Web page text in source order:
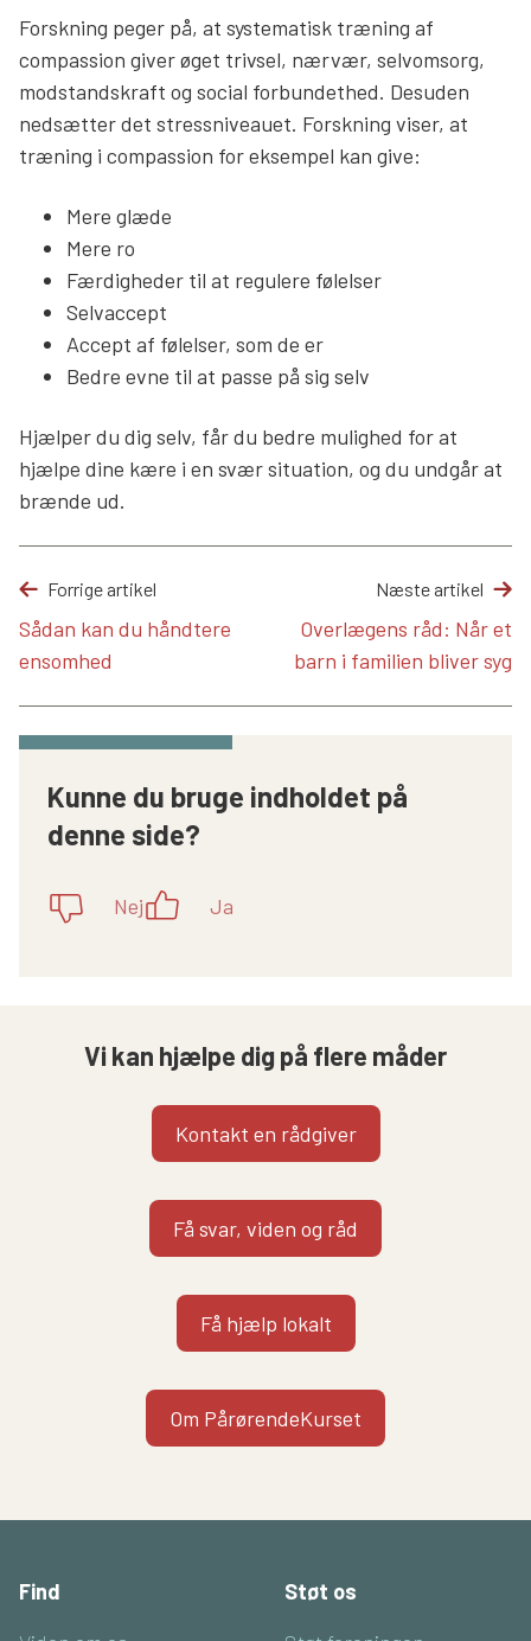
Forskning peger på, at systematisk træning af
compassion giver øget trivsel, nærvær, selvomsorg,
modstandskraft og social forbundethed. Desuden
nedsætter det stressniveauet. Forskning viser, at
træning i compassion for eksempel kan give:
Mere glæde
Mere ro
Færdigheder til at regulere følelser
Selvaccept
Accept af følelser, som de er
Bedre evne til at passe på sig selv
Hjælper du dig selv, får du bedre mulighed for at
hjælpe dine kære i en svær situation, og du undgår at
brænde ud.
Forrige artikel
Sådan kan du håndtere
ensomhed
Næste artikel
Overlægens råd: Når et
barn i familien bliver syg
Kunne du bruge indholdet på
denne side?
Nej Ja
Vi kan hjælpe dig på flere måder
Kontakt en rådgiver
Få svar, viden og råd
Få hjælp lokalt
Om PårørendeKurset
Find
Støt os